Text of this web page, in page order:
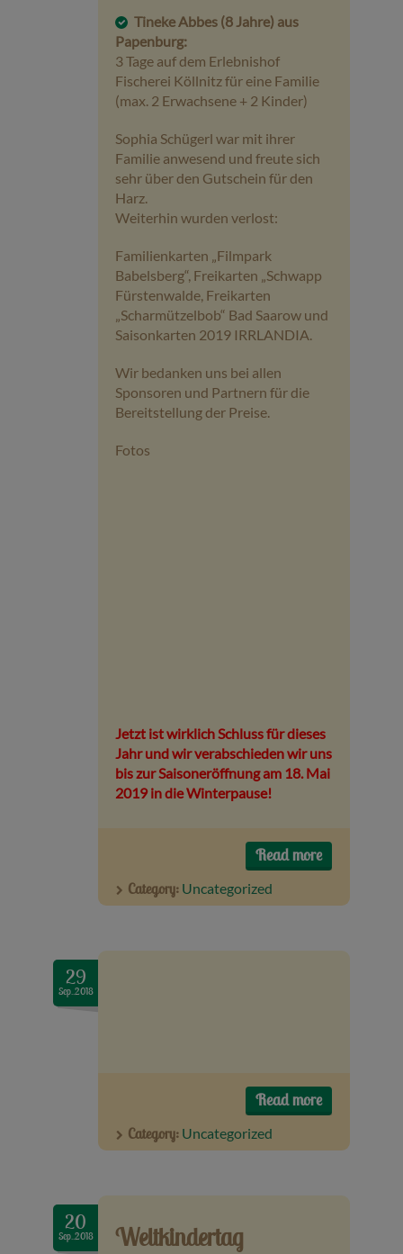
Tineke Abbes (8 Jahre) aus
Papenburg:
3 Tage auf dem Erlebnishof
Fischerei Köllnitz für eine Familie
(max. 2 Erwachsene + 2 Kinder)
Sophia Schügerl war mit ihrer
Familie anwesend und freute sich
sehr über den Gutschein für den
Harz.
Weiterhin wurden verlost:
Familienkarten „Filmpark
Babelsberg“, Freikarten „Schwapp
Fürstenwalde, Freikarten
„Scharmützelbob“ Bad Saarow und
Saisonkarten 2019 IRRLANDIA.
Wir bedanken uns bei allen
Sponsoren und Partnern für die
Bereitstellung der Preise.
Fotos
Jetzt ist wirklich Schluss für dieses
Jahr und wir verabschieden wir uns
bis zur Saisoneröffnung am 18. Mai
2019 in die Winterpause!
Read more
Category: Uncategorized
29
Sep..2018
Read more
Category: Uncategorized
20
Sep..2018 Weltkindertag